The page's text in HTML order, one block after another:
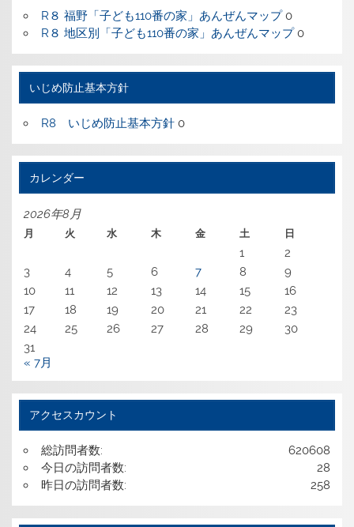
R８ 福野「子ども110番の家」あんぜんマップ0
R８ 地区別「子ども110番の家」あんぜんマップ0
いじめ防止基本方針
R8 いじめ防止基本方針0
カレンダー
2026年8月
月 火 水 木 金 土 日
1
2
3
4 5 6 7 8
9
10
11 12 13 14 15
16
17
18 19 20 21 22
23
24
25 26 27 28 29
30
31
« 7月
アクセスカウント
620608
総訪問者数:
28
今日の訪問者数:
258
昨日の訪問者数: